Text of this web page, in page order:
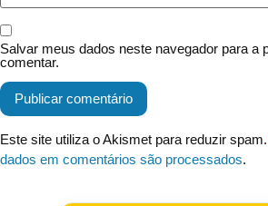
Salvar meus dados neste navegador para a
comentar.
Este site utiliza o Akismet para reduzir spam.
dados em comentários são processados.